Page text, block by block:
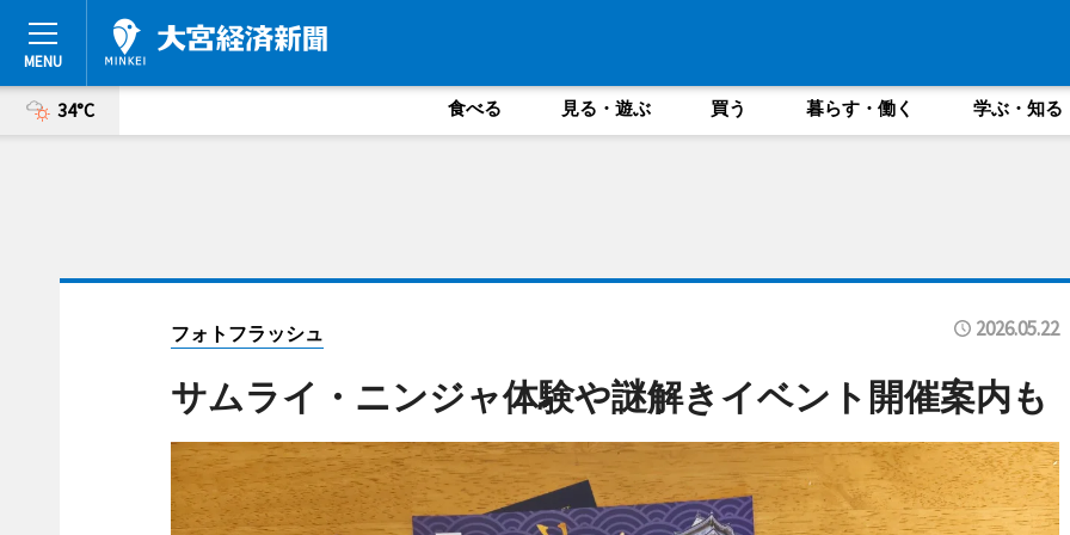
34°C 食べる 見る・遊ぶ 買う 暮らす・働く 学ぶ・知る
フォトフラッシュ 2026.05.22
サムライ・ニンジャ体験や謎解きイベント開催案内も